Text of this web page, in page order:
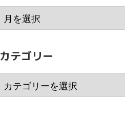
カテゴリー